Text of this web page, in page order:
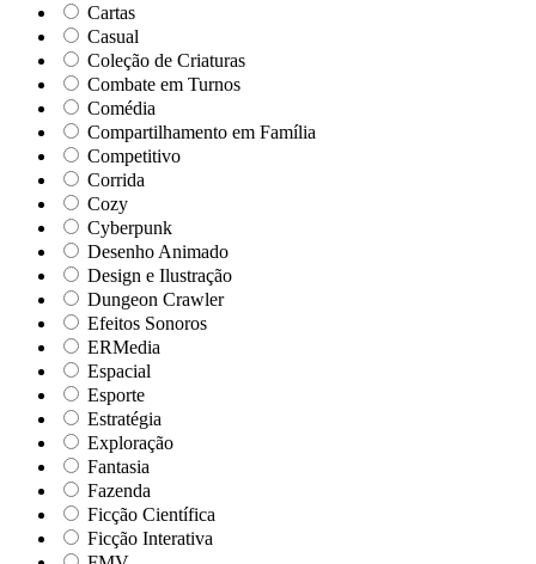
Cartas
Casual
Coleção de Criaturas
Combate em Turnos
Comédia
Compartilhamento em Família
Competitivo
Corrida
Cozy
Cyberpunk
Desenho Animado
Design e Ilustração
Dungeon Crawler
Efeitos Sonoros
ERMedia
Espacial
Esporte
Estratégia
Exploração
Fantasia
Fazenda
Ficção Científica
Ficção Interativa